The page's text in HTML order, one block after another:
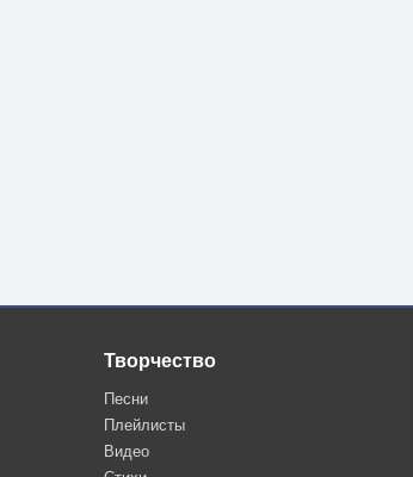
Творчество
Песни
Плейлисты
Видео